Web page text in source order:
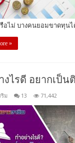
รือไม่ บางคนยอมขาดทุน
»
งไรดี อยากเป็
ม 13 71,442